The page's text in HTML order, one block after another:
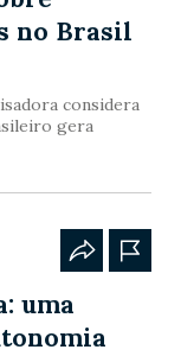
no Brasil
considera
gera
uma